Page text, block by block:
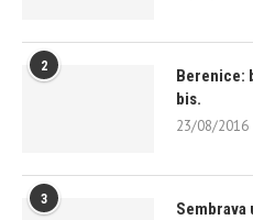
2
Berenice:
bis.
23/08/2016
3
Sembrava